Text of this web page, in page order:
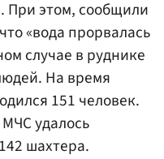
При этом, сообщили
«вода прорвалась
случае в руднике
На время
151 человек.
удалось
шахтера.